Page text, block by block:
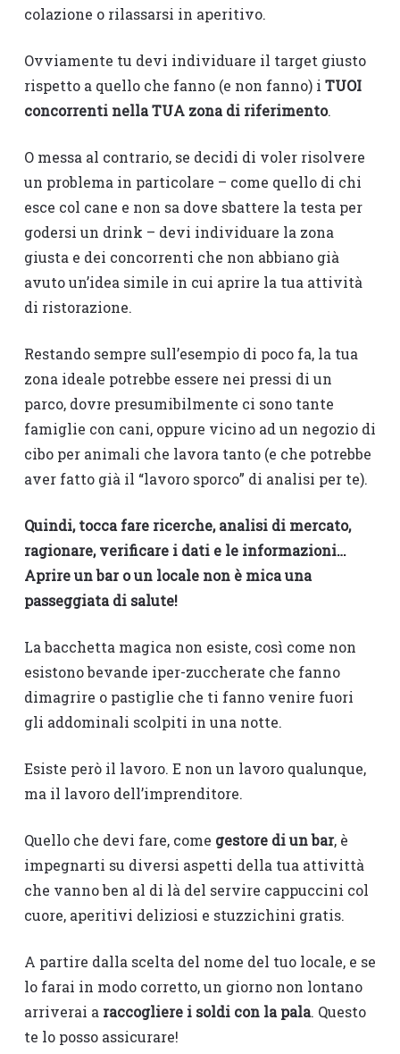
colazione o rilassarsi in aperitivo.
Ovviamente tu devi individuare il target giusto
rispetto a quello che fanno (e non fanno) i TUOI
concorrenti nella TUA zona di riferimento.
O messa al contrario, se decidi di voler risolvere
un problema in particolare – come quello di chi
esce col cane e non sa dove sbattere la testa per
godersi un drink – devi individuare la zona
giusta e dei concorrenti che non abbiano già
avuto un’idea simile in cui aprire la tua attività
di ristorazione.
Restando sempre sull’esempio di poco fa, la tua
zona ideale potrebbe essere nei pressi di un
parco, dovre presumibilmente ci sono tante
famiglie con cani, oppure vicino ad un negozio di
cibo per animali che lavora tanto (e che potrebbe
aver fatto già il “lavoro sporco” di analisi per te).
Quindi, tocca fare ricerche, analisi di mercato,
ragionare, verificare i dati e le informazioni…
Aprire un bar o un locale non è mica una
passeggiata di salute!
La bacchetta magica non esiste, così come non
esistono bevande iper-zuccherate che fanno
dimagrire o pastiglie che ti fanno venire fuori
gli addominali scolpiti in una notte.
Esiste però il lavoro. E non un lavoro qualunque,
ma il lavoro dell’imprenditore.
Quello che devi fare, come gestore di un bar, è
impegnarti su diversi aspetti della tua attivittà
che vanno ben al di là del servire cappuccini col
cuore, aperitivi deliziosi e stuzzichini gratis.
A partire dalla scelta del nome del tuo locale, e se
lo farai in modo corretto, un giorno non lontano
arriverai a raccogliere i soldi con la pala. Questo
te lo posso assicurare!